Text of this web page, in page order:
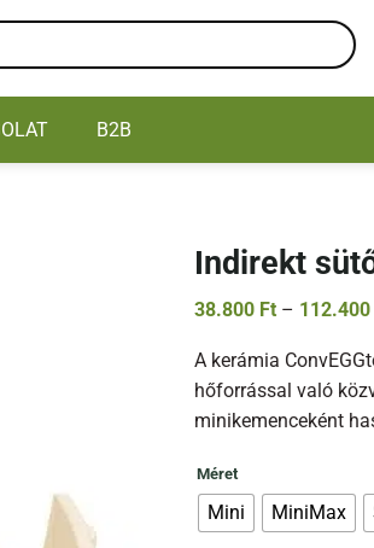
B2B
Indirekt
38.800 Ft – 112.400
A kerámia
hőforrással való
minikemenceként
Méret
Mini MiniMax